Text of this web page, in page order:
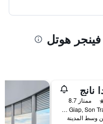
هوتل
نانج
ممتاز 8.7
192 Vo Nguyen Giap, Son Tra District, دا نانغ, فيتنام